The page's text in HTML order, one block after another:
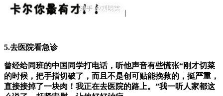
5.去医院看急诊
曾经给同班的中国同学打电话，听他声音有些慌张“刚才切菜
的时候，把手指切破了，而且不是创可贴能挽救的，挺严重，
直接接掉了一块肉！我正在去医院的路上。”我一听人家都这